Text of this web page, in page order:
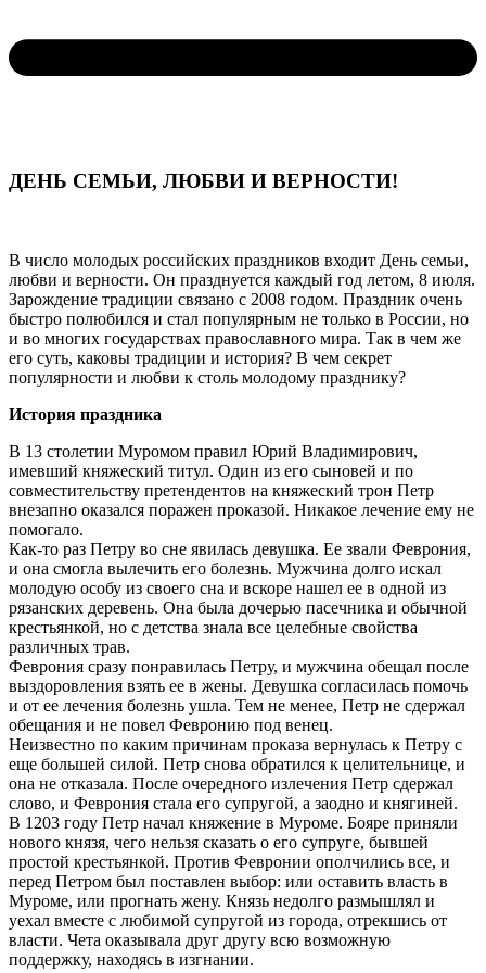
ДЕНЬ СЕМЬИ, ЛЮБВИ И ВЕРНОСТИ!
В число молодых российских праздников входит День семьи,
любви и верности. Он празднуется каждый год летом, 8 июля.
Зарождение традиции связано с 2008 годом. Праздник очень
быстро полюбился и стал популярным не только в России, но
и во многих государствах православного мира. Так в чем же
его суть, каковы традиции и история? В чем секрет
популярности и любви к столь молодому празднику?
История праздника
В 13 столетии Муромом правил Юрий Владимирович,
имевший княжеский титул. Один из его сыновей и по
совместительству претендентов на княжеский трон Петр
внезапно оказался поражен проказой. Никакое лечение ему не
помогало.
Как-то раз Петру во сне явилась девушка. Ее звали Феврония,
и она смогла вылечить его болезнь. Мужчина долго искал
молодую особу из своего сна и вскоре нашел ее в одной из
рязанских деревень. Она была дочерью пасечника и обычной
крестьянкой, но с детства знала все целебные свойства
различных трав.
Феврония сразу понравилась Петру, и мужчина обещал после
выздоровления взять ее в жены. Девушка согласилась помочь
и от ее лечения болезнь ушла. Тем не менее, Петр не сдержал
обещания и не повел Февронию под венец.
Неизвестно по каким причинам проказа вернулась к Петру с
еще большей силой. Петр снова обратился к целительнице, и
она не отказала. После очередного излечения Петр сдержал
слово, и Феврония стала его супругой, а заодно и княгиней.
В 1203 году Петр начал княжение в Муроме. Бояре приняли
нового князя, чего нельзя сказать о его супруге, бывшей
простой крестьянкой. Против Февронии ополчились все, и
перед Петром был поставлен выбор: или оставить власть в
Муроме, или прогнать жену. Князь недолго размышлял и
уехал вместе с любимой супругой из города, отрекшись от
власти. Чета оказывала друг другу всю возможную
поддержку, находясь в изгнании.